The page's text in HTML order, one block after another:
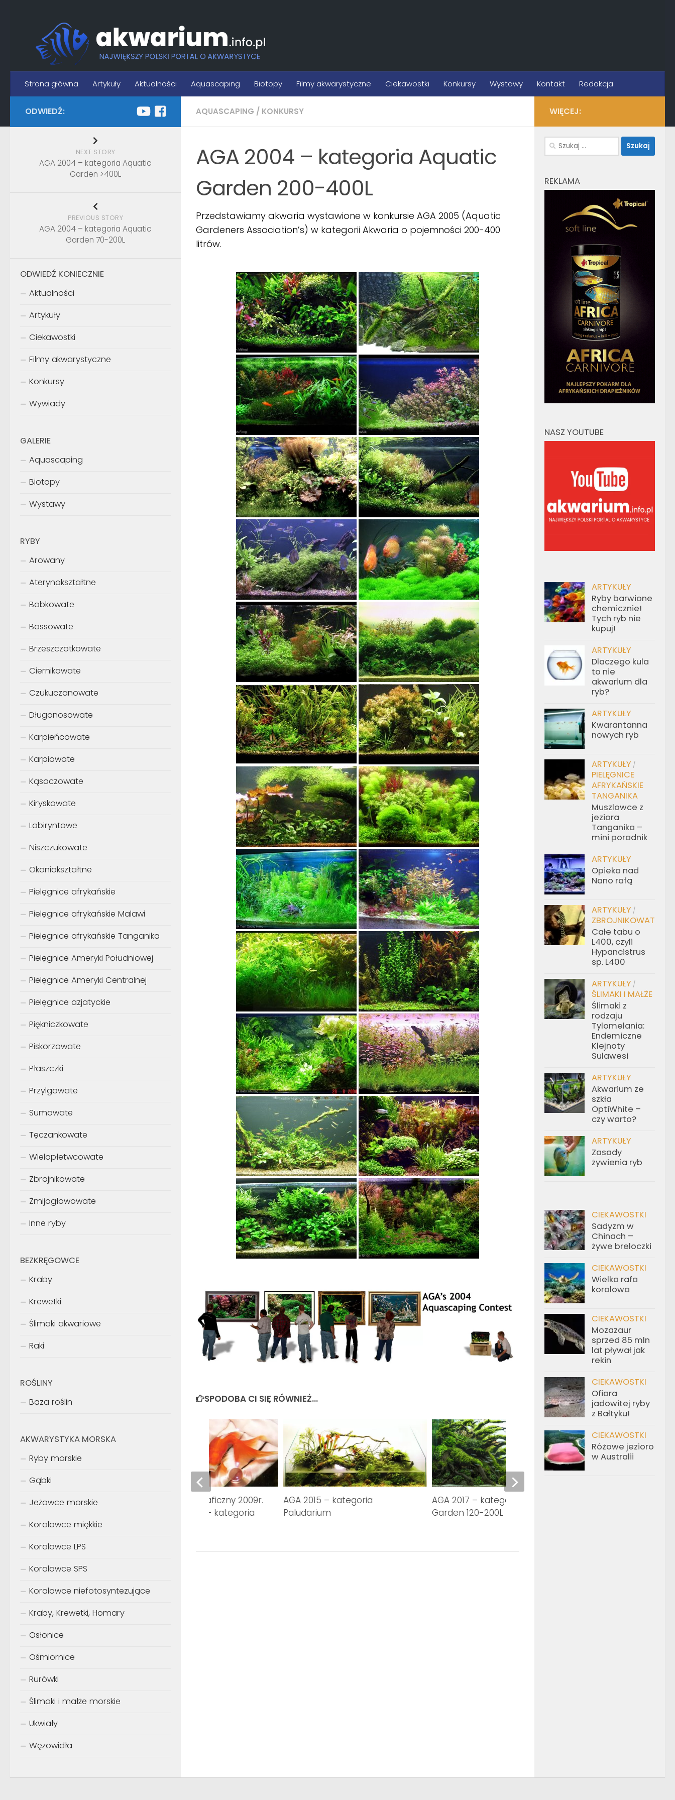
Strona główna Artykuły Aktualności Aquascaping Biotopy Filmy akwarystyczne Ciekawostki Konkursy Wystawy Kontakt Redakcja
AQUASCAPING / KONKURSY
AGA 2004 – kategoria Aquatic
Garden 200-400L
Przedstawiamy akwaria wystawione w konkursie AGA 2005 (Aquatic
Gardeners Association’s) w kategorii Akwaria o pojemności 200-400
litrów.
SPODOBA CI SIĘ RÓWNIEŻ...
AGA 2015 – kategoria
Paludarium
AGA 2017 – kategoria Aquatic
Garden 120-200L
III konkurs fotograficzny 2009r.
akwarium.info.pl – kategoria
ODWIEDŹ:
NEXT STORY
AGA 2004 – kategoria Aquatic
Garden >400L
PREVIOUS STORY
AGA 2004 – kategoria Aquatic
Garden 70-200L
ODWIEDŹ KONIECZNIE
Aktualności
Artykuły
Ciekawostki
Filmy akwarystyczne
Konkursy
Wywiady
GALERIE
Aquascaping
Biotopy
Wystawy
RYBY
Arowany
Aterynokształtne
Babkowate
Bassowate
Brzeszczotkowate
Ciernikowate
Czukuczanowate
Długonosowate
Karpieńcowate
Karpiowate
Kąsaczowate
Kiryskowate
Labiryntowe
Niszczukowate
Okoniokształtne
Pielęgnice afrykańskie
Pielęgnice afrykańskie Malawi
Pielęgnice afrykańskie Tanganika
Pielęgnice Ameryki Południowej
Pielęgnice Ameryki Centralnej
Pielęgnice azjatyckie
Piękniczkowate
Piskorzowate
Płaszczki
Przylgowate
Sumowate
Tęczankowate
Wielopłetwcowate
Zbrojnikowate
Żmijogłowowate
Inne ryby
BEZKRĘGOWCE
Kraby
Krewetki
Ślimaki akwariowe
Raki
ROŚLINY
Baza roślin
AKWARYSTYKA MORSKA
Ryby morskie
Gąbki
Jeżowce morskie
Koralowce miękkie
Koralowce LPS
Koralowce SPS
Koralowce niefotosyntezujące
Kraby, Krewetki, Homary
Osłonice
Ośmiornice
Rurówki
Ślimaki i małże morskie
Ukwiały
Wężowidła
WIĘCEJ:
Szukaj:
REKLAMA
NASZ YOUTUBE
ARTYKUŁY
Ryby barwione
chemicznie!
Tych ryb nie
kupuj!
ARTYKUŁY
Dlaczego kula
to nie
akwarium dla
ryb?
ARTYKUŁY
Kwarantanna
nowych ryb
ARTYKUŁY /
PIELĘGNICE
AFRYKAŃSKIE
TANGANIKA
Muszlowce z
jeziora
Tanganika –
mini poradnik
ARTYKUŁY
Opieka nad
Nano rafą
ARTYKUŁY /
ZBROJNIKOWATE
Całe tabu o
L400, czyli
Hypancistrus
sp. L400
ARTYKUŁY /
ŚLIMAKI I MAŁŻE
Ślimaki z
rodzaju
Tylomelania:
Endemiczne
Klejnoty
Sulawesi
ARTYKUŁY
Akwarium ze
szkła
OptiWhite –
czy warto?
ARTYKUŁY
Zasady
żywienia ryb
CIEKAWOSTKI
Sadyzm w
Chinach –
żywe breloczki
CIEKAWOSTKI
Wielka rafa
koralowa
CIEKAWOSTKI
Mozazaur
sprzed 85 mln
lat pływał jak
rekin
CIEKAWOSTKI
Ofiara
jadowitej ryby
z Bałtyku!
CIEKAWOSTKI
Różowe jezioro
w Australii